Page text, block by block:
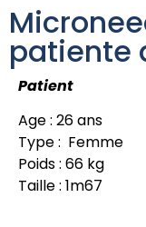
patiente
Patient
Age : 26 ans
Type : Femme
Poids : 66 kg
Taille : 1m67